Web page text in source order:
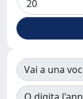
Vai a una